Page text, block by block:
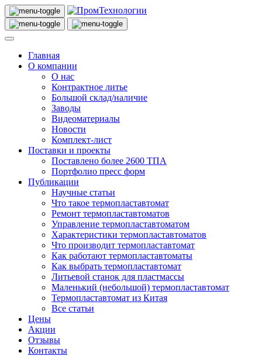
Главная
О компании
О нас
Контрактное литье
Большой склад/наличие
Заводы
Видеоматериалы
Новости
Комплект-лист
Поставки и проекты
Поставлено более 2600 ТПА
Портфолио пресс форм
Публикации
Научные статьи
Что такое термопластавтомат
Ремонт термопластавтоматов
Управление термопластавтоматом
Характеристики термопластавтоматов
Что производит термопластавтомат
Как работают термопластавтоматы
Как выбрать термопластавтомат
Литьевой станок для пластмассы
Маленький (небольшой) термопластавтомат
Термопластавтомат из Китая
Все статьи
Цены
Акции
Отзывы
Контакты